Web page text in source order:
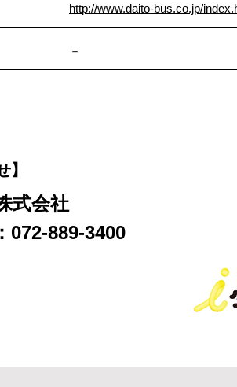
http://www.daito-bus.co.jp/
－
】
式会社
072-889-3400